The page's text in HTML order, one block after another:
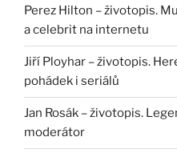
Perez Hilton – životopis.
a celebrit na internetu
Jiří Ployhar – životopis.
pohádek i seriálů
Jan Rosák – životopis.
moderátor